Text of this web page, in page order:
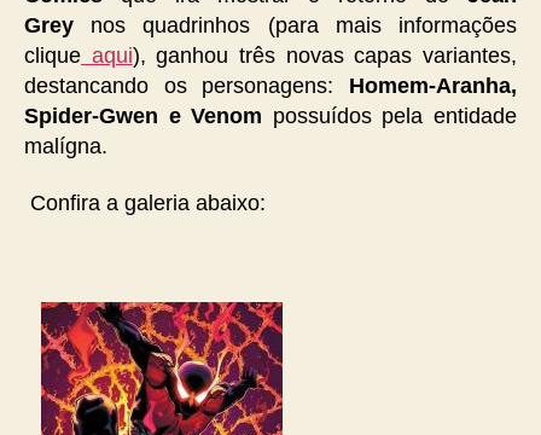
Grey nos quadrinhos (para mais informações
clique aqui), ganhou três novas capas variantes,
destancando os personagens: Homem-Aranha,
Spider-Gwen e Venom possuídos pela entidade
malígna.
Confira a galeria abaixo: